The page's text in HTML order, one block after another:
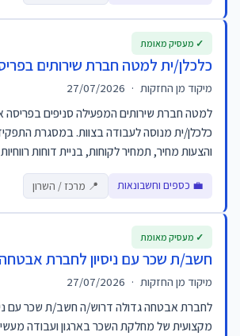
כלכלן/ית למטה חברת שירותים
מיקוד מן החזקות ·
למטה חברת שירותים המפעילה סניפים בפריסה
כלכלן/ית מנוסה לעבודה בצוות. במסגרת
והצעות מחיר, תמחיר לקוחות, בניית דוחות
💼 כספים וחשבונאות 📍 מרכז / השרון
✓ מעסיק מאומת
חשב/ת שכר עם ניסיון לחברת
מיקוד מן החזקות ·
לחברת אבטחה גדולה דרוש/ה חשב/ת שכר עם
מקצועית של מחלקת השכר בארגון ועבודה
✓ מעסיק מאומת